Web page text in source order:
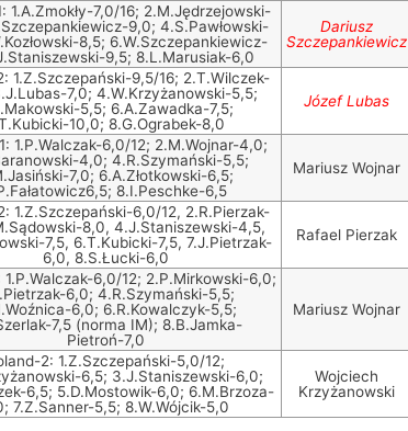
1.A.Zmokły-7,0/16; 2.M.Jędrzejowski-
9,0; 4.S.Pawłowski-
8,5; 6.W.Szczepankiewicz-
9,5; 8.L.Marusiak-6,0
Dariusz
Szczepankiewicz
1.Z.Szczepański-9,5/16; 2.T.Wilczek-
7,0; 4.W.Krzyżanowski-5,5;
5,5; 6.A.Zawadka-7,5;
10,0; 8.G.Ograbek-8,0
Józef Lubas
1.P.Walczak-6,0/12; 2.M.Wojnar-4,0;
4,0; 4.R.Szymański-5,5;
7,0; 6.A.Złotkowski-6,5;
8.I.Peschke-6,5
Mariusz Wojnar
1.Z.Szczepański-6,0/12, 2.R.Pierzak-
8,0, 4.J.Staniszewski-4,5,
7,5, 6.T.Kubicki-7,5, 7.J.Pietrzak-
6,0, 8.S.Łucki-6,0
Rafael Pierzak
1.P.Walczak-6,0/12; 2.P.Mirkowski-6,0;
6,0; 4.R.Szymański-5,5;
6,0; 6.R.Kowalczyk-5,5;
7,5 (norma IM); 8.B.Jamka-
Pietroń-7,0
Mariusz Wojnar
2: 1.Z.Szczepański-5,0/12;
6,5; 3.J.Staniszewski-6,0;
6,5; 5.D.Mostowik-6,0; 6.M.Brzoza-
7.Z.Sanner-5,5; 8.W.Wójcik-5,0
Wojciech
Krzyżanowski